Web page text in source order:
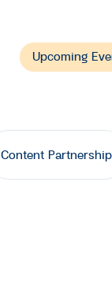
Upcoming
Content Partnership